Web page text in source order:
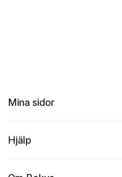
Mina sidor
Hjälp